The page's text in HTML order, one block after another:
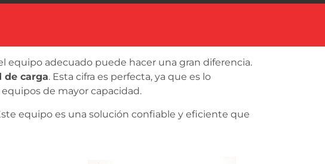
equipo adecuado puede hacer una gran diferencia.
de carga. Esta cifra es perfecta, ya que es lo
de mayor capacidad.
equipo es una solución confiable y eficiente que